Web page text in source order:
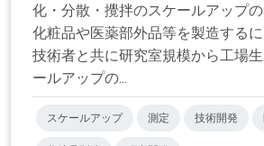
化・分散・攪拌のスケールアップの
化粧品や医薬部外品等を製造する
技術者と共に研究室規模から工場
ールアップの...
スケールアップ 測定 技術開発